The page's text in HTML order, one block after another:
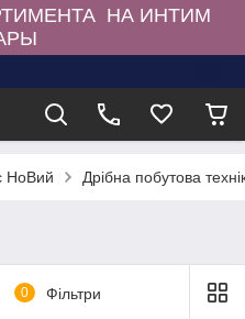
НА ИНТИМ
НоВий Дрібна побутова
0 Фільтри